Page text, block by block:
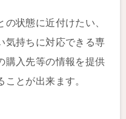
状態に近付けたい、
気持ちに対応できる専
購入先等の情報を提供
とが出来ます。